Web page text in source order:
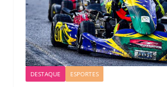
DESTAQUE ESPORTES